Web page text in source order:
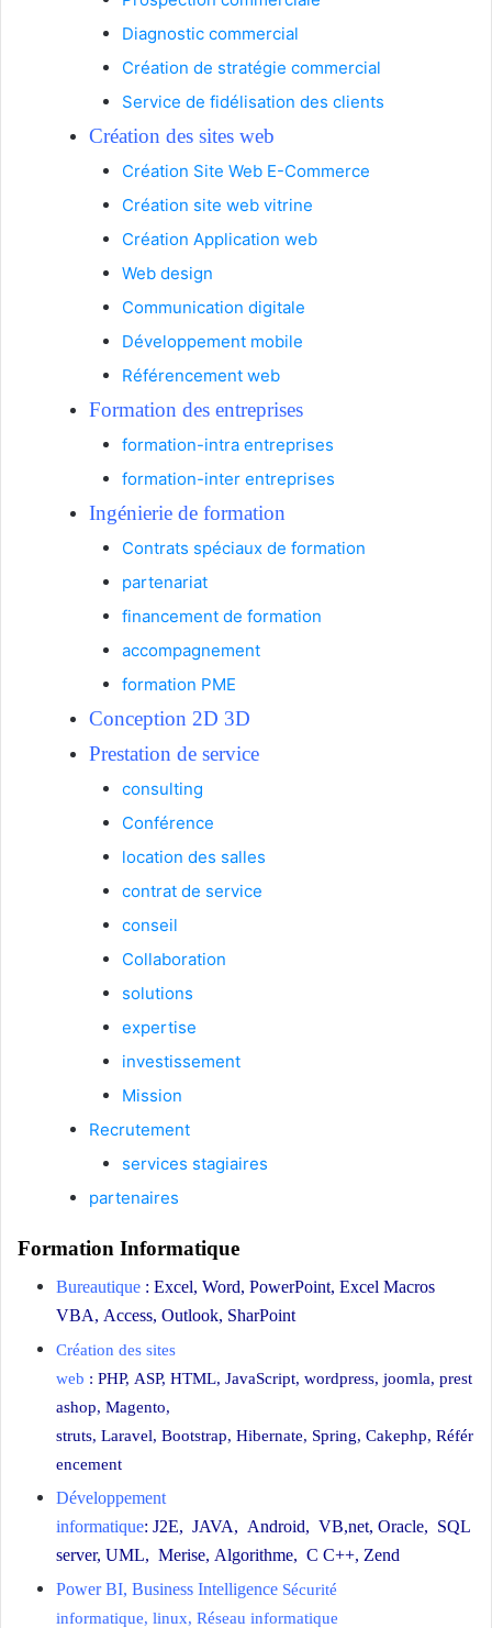
Diagnostic commercial
Création de stratégie commercial
Service de fidélisation des clients
Création des sites web
Création Site Web E-Commerce
Création site web vitrine
Création Application web
Web design
Communication digitale
Développement mobile
Référencement web
Formation des entreprises
formation-intra entreprises
formation-inter entreprises
Ingénierie de formation
Contrats spéciaux de formation
partenariat
financement de formation
accompagnement
formation PME
Conception 2D 3D
Prestation de service
consulting
Conférence
location des salles
contrat de service
conseil
Collaboration
solutions
expertise
investissement
Mission
Recrutement
services stagiaires
partenaires
Formation Informatique
Bureautique : Excel, Word, PowerPoint, Excel Macros
VBA, Access, Outlook, SharPoint
Création des sites
web : PHP, ASP, HTML, JavaScript, wordpress, joomla, prest
ashop, Magento,
struts, Laravel, Bootstrap, Hibernate, Spring, Cakephp, Référ
encement
Développement
informatique: J2E, JAVA, Android, VB,net, Oracle, SQL
server, UML, Merise, Algorithme, C C++, Zend
Power BI, Business Intelligence Sécurité
informatique, linux, Réseau informatique